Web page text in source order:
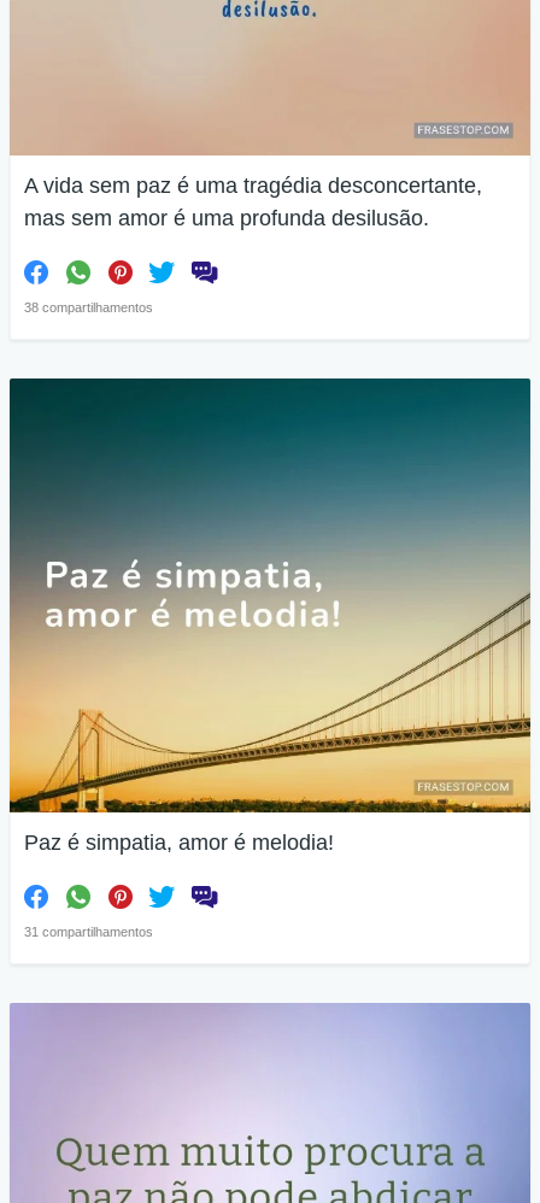
A vida sem paz é uma tragédia desconcertante,
mas sem amor é uma profunda desilusão.
38 compartilhamentos
Paz é simpatia, amor é melodia!
31 compartilhamentos